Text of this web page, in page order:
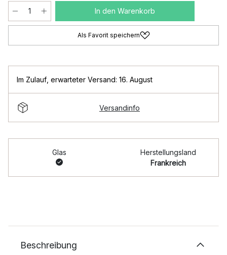
In den Warenkorb
Als Favorit speichern
Im Zulauf erwarteter Versand: 16. August
Versandinfo
Glas
Herstellungsland
Frankreich
Beschreibung